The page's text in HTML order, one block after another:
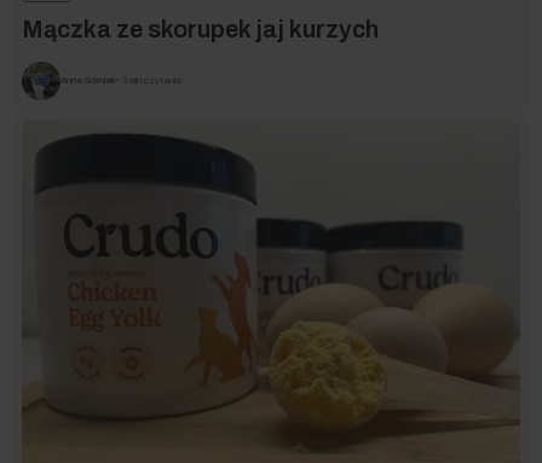
Mączka ze skorupek jaj kurzych
Anna Górniak • 3 min czytania